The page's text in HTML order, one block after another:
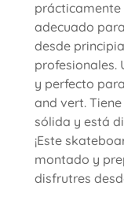
prácticamente
adecuado
desde
profesionales.
y perfecto
and vert.
sólida y está
¡Este
montado y
disfrutres